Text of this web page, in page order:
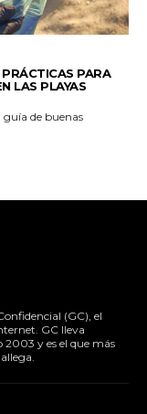
PARA
LAS PLAYAS
de buenas
(GC), el
GC lleva
y es el que más